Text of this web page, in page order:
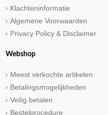
Klachteninformatie
Algemene Voorwaarden
Privacy Policy & Disclaimer
Webshop
Meest verkochte artikelen
Betalingsmogelijkheden
Veilig betalen
Bestelprocedure